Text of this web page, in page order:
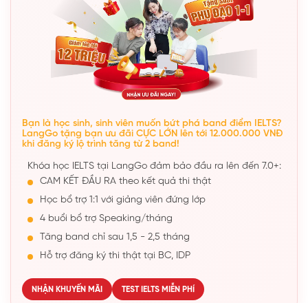
Bạn là học sinh, sinh viên muốn bứt phá band điểm IELTS?
LangGo tặng bạn ưu đãi CỰC LỚN lên tới 12.000.000 VNĐ
khi đăng ký lộ trình tăng từ 2 band!
Khóa học IELTS tại LangGo đảm bảo đầu ra lên đến 7.0+:
CAM KẾT ĐẦU RA theo kết quả thi thật
Học bổ trợ 1:1 với giảng viên đứng lớp
4 buổi bổ trợ Speaking/tháng
Tăng band chỉ sau 1,5 - 2,5 tháng
Hỗ trợ đăng ký thi thật tại BC, IDP
NHẬN KHUYẾN MÃI TEST IELTS MIỄN PHÍ